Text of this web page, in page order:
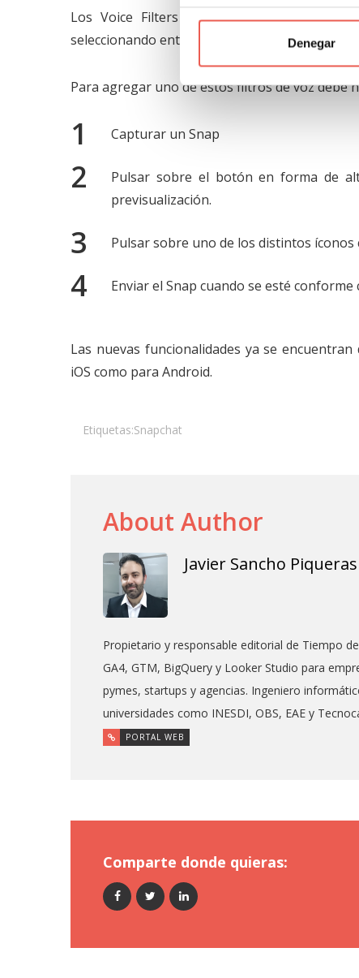
Denegar
Los Voice Filters (Filtros de Voz)
seleccionando entre varias opciones para
Para agregar uno de estos filtros de voz debe
Capturar un Snap
Pulsar sobre el botón en forma de
previsualización.
Pulsar sobre uno de los distintos
Enviar el Snap cuando se esté conforme
Las nuevas funcionalidades ya se
iOS como para Android.
Etiquetas:Snapchat
About Author
Javier Sancho Piqueras
Propietario y responsable editorial de Tiempo
GA4, GTM, BigQuery y Looker Studio para
pymes, startups y agencias. Ingeniero
universidades como INESDI, OBS, EAE y
PORTAL WEB
Comparte donde quieras: